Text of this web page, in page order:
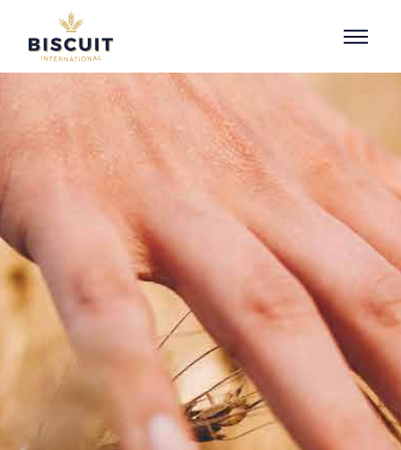
Aller au contenu